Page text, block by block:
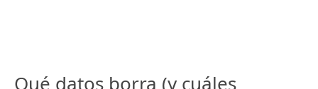
Qué datos borra (y cuáles